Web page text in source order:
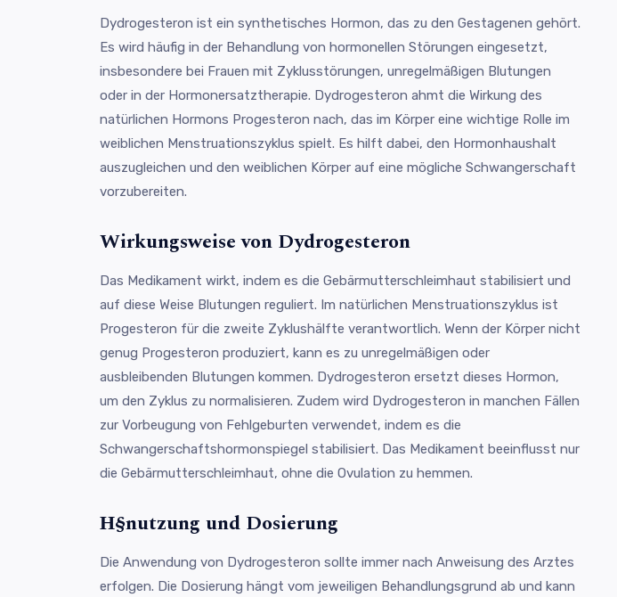
Dydrogesteron ist ein synthetisches Hormon, das zu den Gestagenen gehört.
Es wird häufig in der Behandlung von hormonellen Störungen eingesetzt,
insbesondere bei Frauen mit Zyklusstörungen, unregelmäßigen Blutungen
oder in der Hormonersatztherapie. Dydrogesteron ahmt die Wirkung des
natürlichen Hormons Progesteron nach, das im Körper eine wichtige Rolle im
weiblichen Menstruationszyklus spielt. Es hilft dabei, den Hormonhaushalt
auszugleichen und den weiblichen Körper auf eine mögliche Schwangerschaft
vorzubereiten.
Wirkungsweise von Dydrogesteron
Das Medikament wirkt, indem es die Gebärmutterschleimhaut stabilisiert und
auf diese Weise Blutungen reguliert. Im natürlichen Menstruationszyklus ist
Progesteron für die zweite Zyklushälfte verantwortlich. Wenn der Körper nicht
genug Progesteron produziert, kann es zu unregelmäßigen oder
ausbleibenden Blutungen kommen. Dydrogesteron ersetzt dieses Hormon,
um den Zyklus zu normalisieren. Zudem wird Dydrogesteron in manchen Fällen
zur Vorbeugung von Fehlgeburten verwendet, indem es die
Schwangerschaftshormonspiegel stabilisiert. Das Medikament beeinflusst nur
die Gebärmutterschleimhaut, ohne die Ovulation zu hemmen.
Η§nutzung und Dosierung
Die Anwendung von Dydrogesteron sollte immer nach Anweisung des Arztes
erfolgen. Die Dosierung hängt vom jeweiligen Behandlungsgrund ab und kann